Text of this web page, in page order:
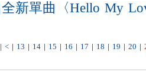
全新單曲〈Hello My
| < | 13 | 14 | 15 | 16 | 17 | 18 | 19 | 20 |